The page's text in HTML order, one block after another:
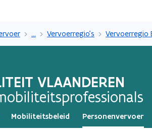
... Vervoerregio's Vervoerregio
VLAANDEREN
Mobiliteitsbeleid Personenvervoer